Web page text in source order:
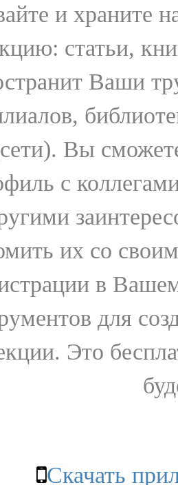
и храните
статьи,
Ваши
Вы
с
их со
в
для
Это
Скачать